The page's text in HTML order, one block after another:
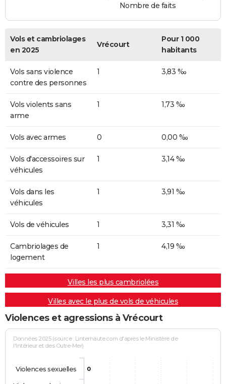
Nombre de faits
Vols et cambriolages
en 2025
Vrécourt
Pour 1 000
habitants
Vols sans violence
contre des personnes
1 3,83 ‰
Vols violents sans
arme
1 1,73 ‰
Vols avec armes 0 0,00 ‰
Vols d'accessoires sur
véhicules
1 3,14 ‰
Vols dans les
véhicules
1 3,91 ‰
Vols de véhicules 1 3,31 ‰
Cambriolages de
logement
1 4,19 ‰
Villes les plus cambriolées
Villes avec le plus de vols de véhicules
Violences et agressions à Vrécourt
Données 2025 (source : Linternaute.com d'après le Ministère de
l'Intérieur et des Outre-Mer)
0
Violences sexuelles